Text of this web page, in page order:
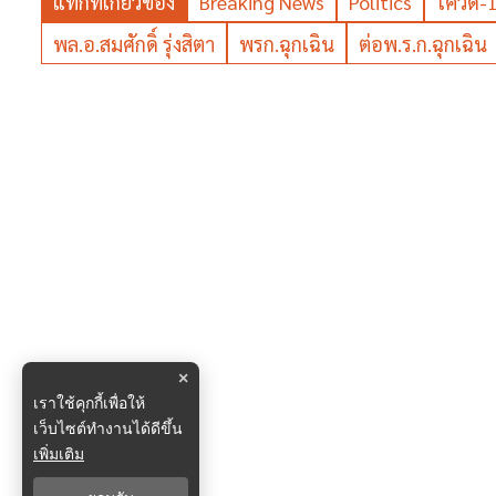
พล.อ.สมศักดิ์ รุ่งสิตา
พรก.ฉุกเฉิน ต่อพ.ร.ก.ฉุกเฉิน
×
เราใช้คุกกี้เพื่อให้
เว็บไซต์ทำงานได้ดีขึ้น
เพิ่มเติม